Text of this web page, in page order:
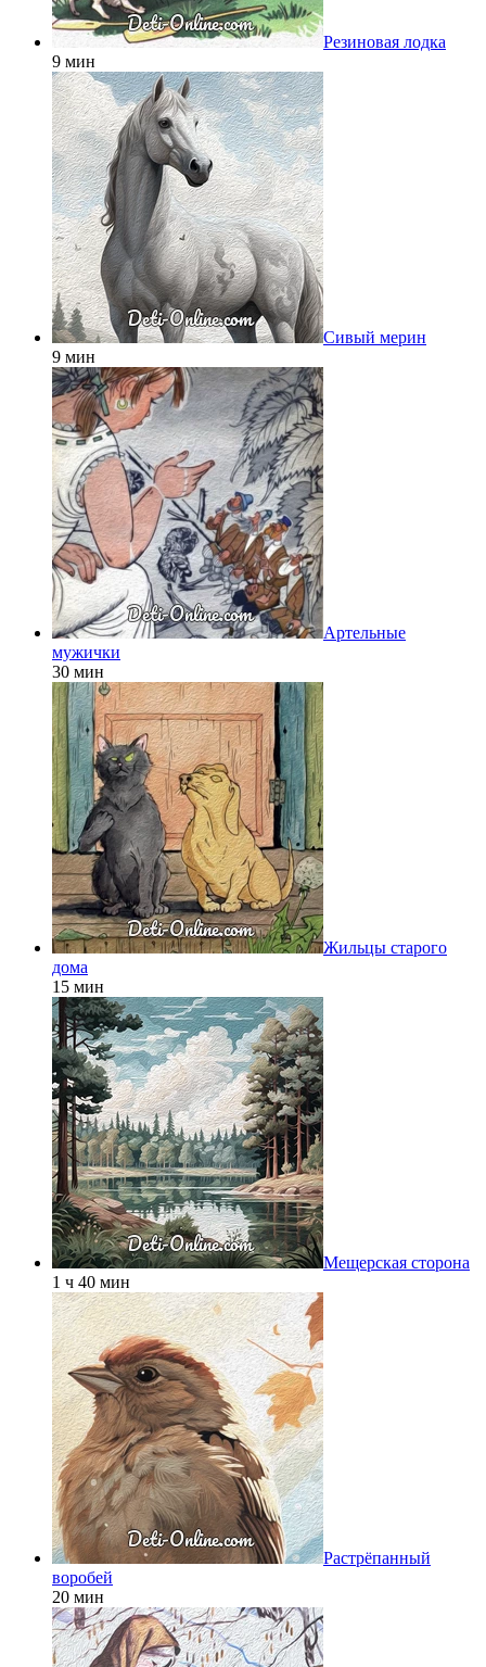
Резиновая лодка
9 мин
Сивый мерин
9 мин
Артельные
мужички
30 мин
Жильцы старого
дома
15 мин
Мещерская сторона
1 ч 40 мин
Растрёпанный
воробей
20 мин